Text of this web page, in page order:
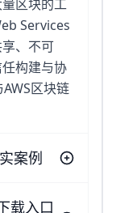
区块的工
Services
、不可
构建与协
区块链
案例
载入口